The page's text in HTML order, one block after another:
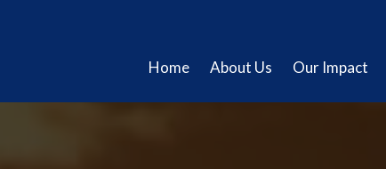
Home About Us Our Impact